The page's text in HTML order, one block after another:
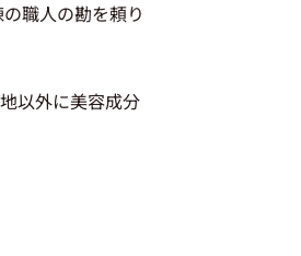
職人の勘を頼り
以外に美容成分